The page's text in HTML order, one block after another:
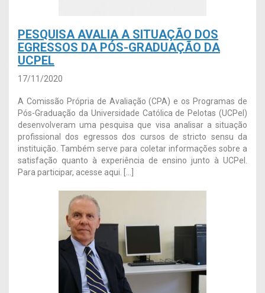
PESQUISA AVALIA A SITUAÇÃO DOS
EGRESSOS DA PÓS-GRADUAÇÃO DA
UCPEL
17/11/2020
A Comissão Própria de Avaliação (CPA) e os Programas de
Pós-Graduação da Universidade Católica de Pelotas (UCPel)
desenvolveram uma pesquisa que visa analisar a situação
profissional dos egressos dos cursos de stricto sensu da
instituição. Também serve para coletar informações sobre a
satisfação quanto à experiência de ensino junto à UCPel.
Para participar, acesse aqui. […]